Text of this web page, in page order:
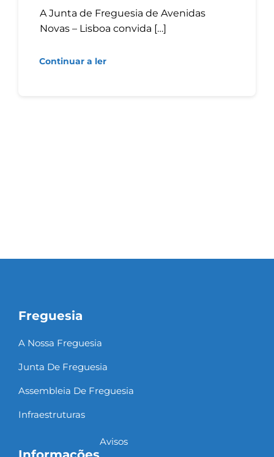
A Junta de Freguesia de Avenidas
Novas – Lisboa convida […]
Continuar a ler
Freguesia
A Nossa Freguesia
Junta De Freguesia
Assembleia De Freguesia
Infraestruturas
Avisos